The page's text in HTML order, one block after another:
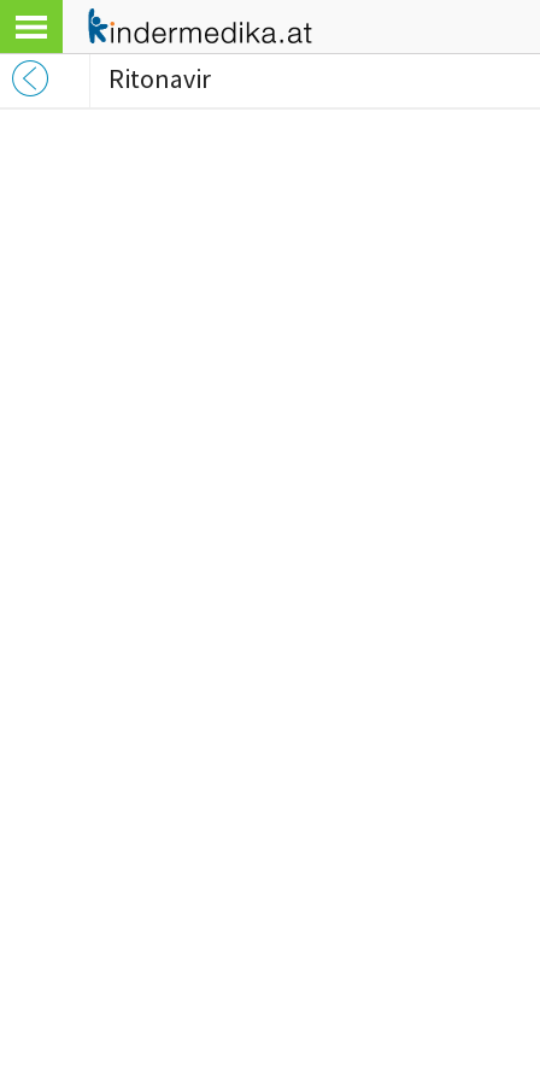
Ritonavir